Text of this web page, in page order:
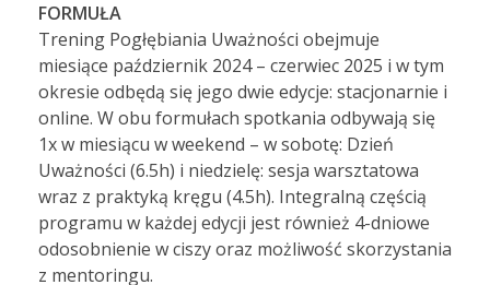
FORMUŁA
Trening Pogłębiania Uważności obejmuje
miesiące październik 2024 – czerwiec 2025 i w tym
okresie odbędą się jego dwie edycje: stacjonarnie i
online. W obu formułach spotkania odbywają się
1x w miesiącu w weekend – w sobotę: Dzień
Uważności (6.5h) i niedzielę: sesja warsztatowa
wraz z praktyką kręgu (4.5h). Integralną częścią
programu w każdej edycji jest również 4-dniowe
odosobnienie w ciszy oraz możliwość skorzystania
z mentoringu.